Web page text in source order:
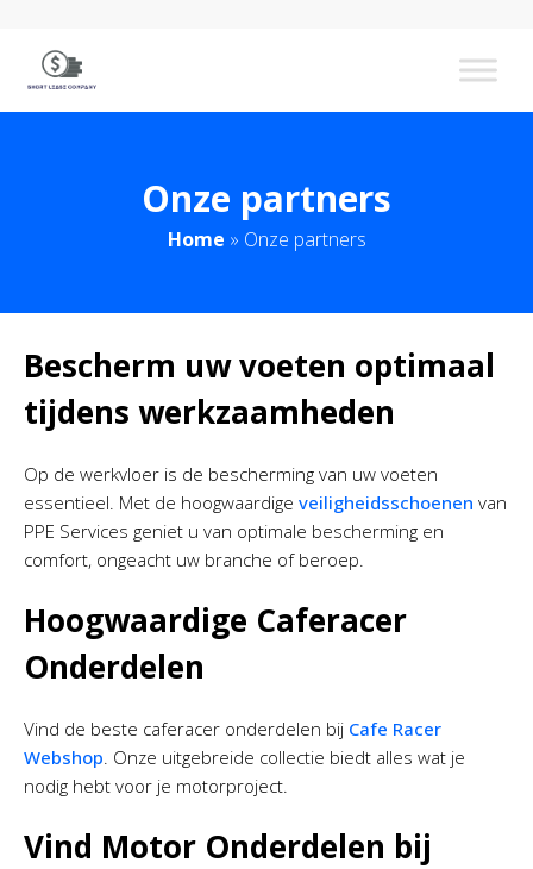
Onze partners
Home » Onze partners
Bescherm uw voeten optimaal
tijdens werkzaamheden
Op de werkvloer is de bescherming van uw voeten
essentieel. Met de hoogwaardige veiligheidsschoenen van
PPE Services geniet u van optimale bescherming en
comfort, ongeacht uw branche of beroep.
Hoogwaardige Caferacer
Onderdelen
Vind de beste caferacer onderdelen bij Cafe Racer
Webshop. Onze uitgebreide collectie biedt alles wat je
nodig hebt voor je motorproject.
Vind Motor Onderdelen bij